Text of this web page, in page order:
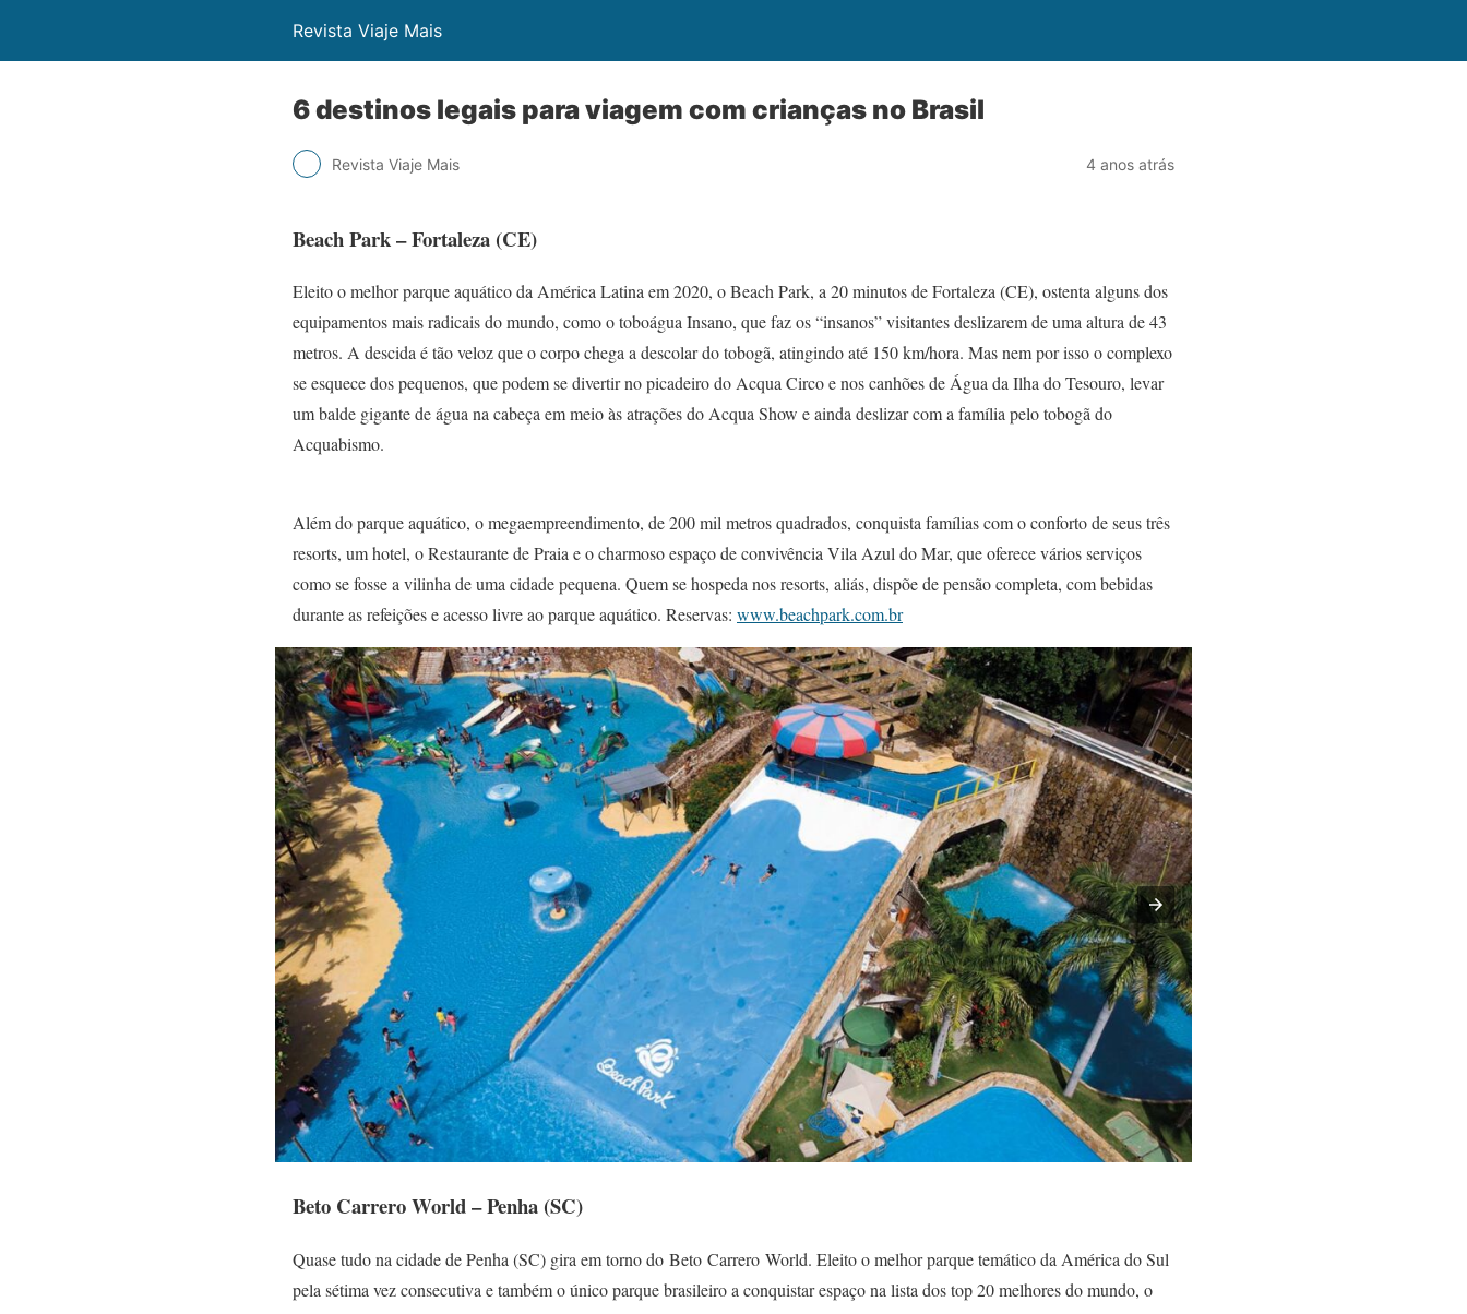
Revista Viaje Mais
6 destinos legais para viagem com crianças no Brasil
Revista Viaje Mais 4 anos atrás
Beach Park – Fortaleza (CE)
Eleito o melhor parque aquático da América Latina em 2020, o Beach Park, a 20 minutos de Fortaleza (CE), ostenta alguns dos
equipamentos mais radicais do mundo, como o toboágua Insano, que faz os “insanos” visitantes deslizarem de uma altura de 43
metros. A descida é tão veloz que o corpo chega a descolar do tobogã, atingindo até 150 km/hora. Mas nem por isso o complexo
se esquece dos pequenos, que podem se divertir no picadeiro do Acqua Circo e nos canhões de Água da Ilha do Tesouro, levar
um balde gigante de água na cabeça em meio às atrações do Acqua Show e ainda deslizar com a família pelo tobogã do
Acquabismo.
Além do parque aquático, o megaempreendimento, de 200 mil metros quadrados, conquista famílias com o conforto de seus três
resorts, um hotel, o Restaurante de Praia e o charmoso espaço de convivência Vila Azul do Mar, que oferece vários serviços
como se fosse a vilinha de uma cidade pequena. Quem se hospeda nos resorts, aliás, dispõe de pensão completa, com bebidas
durante as refeições e acesso livre ao parque aquático. Reservas: www.beachpark.com.br
Beto Carrero World – Penha (SC)
Quase tudo na cidade de Penha (SC) gira em torno do Beto Carrero World. Eleito o melhor parque temático da América do Sul
pela sétima vez consecutiva e também o único parque brasileiro a conquistar espaço na lista dos top 20 melhores do mundo, o